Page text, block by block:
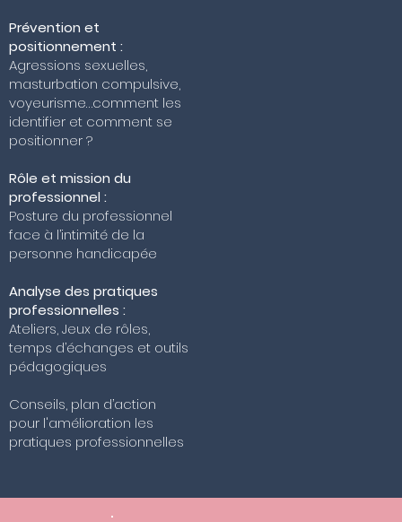
Prévention et
positionnement :
Agressions sexuelles,
masturbation compulsive,
voyeurisme…comment les
identifier et comment se
positionner ?
Rôle et mission du
professionnel :
Posture du professionnel
face à l’intimité de la
personne handicapée
Analyse des pratiques
professionnelles :
Ateliers, Jeux de rôles,
temps d’échanges et outils
pédagogiques
Conseils, plan d’action
pour l'amélioration les
pratiques professionnelles